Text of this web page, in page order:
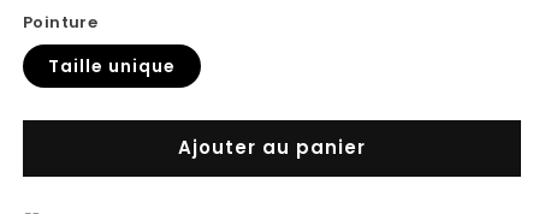
Pointure
Taille unique
Ajouter au panier